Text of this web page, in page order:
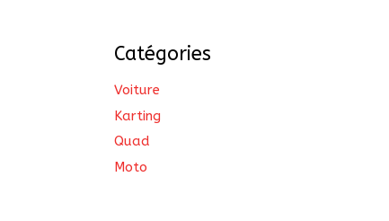
Catégories
Voiture
Karting
Quad
Moto